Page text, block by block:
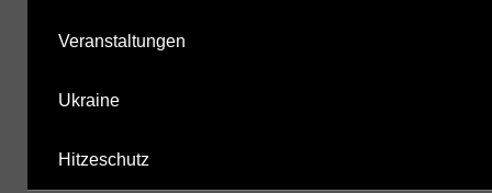
Veranstaltungen
Ukraine
Hitzeschutz